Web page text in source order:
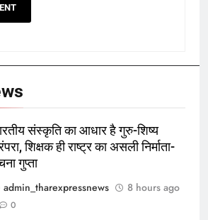
संस्कृति का आधार है गुरु-शिष्य
शिक्षक ही राष्ट्र का असली निर्माता-
गुप्ता
admin_tharexpressnews
8 hours ago
0